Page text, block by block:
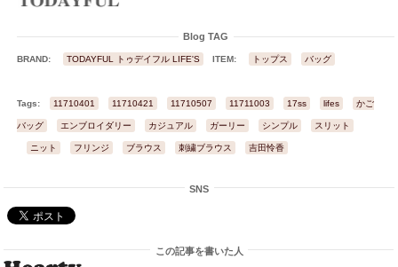
Blog TAG
BRAND: TODAYFUL トゥデイフル LIFE'S ITEM: トップス バッグ
Tags: 11710401 11710421 11710507 11711003 17ss lifes かご
バッグ エンブロイダリー カジュアル ガーリー シンプル スリット
ニット フリンジ ブラウス 刺繍ブラウス 吉田怜香
SNS
この記事を書いた人